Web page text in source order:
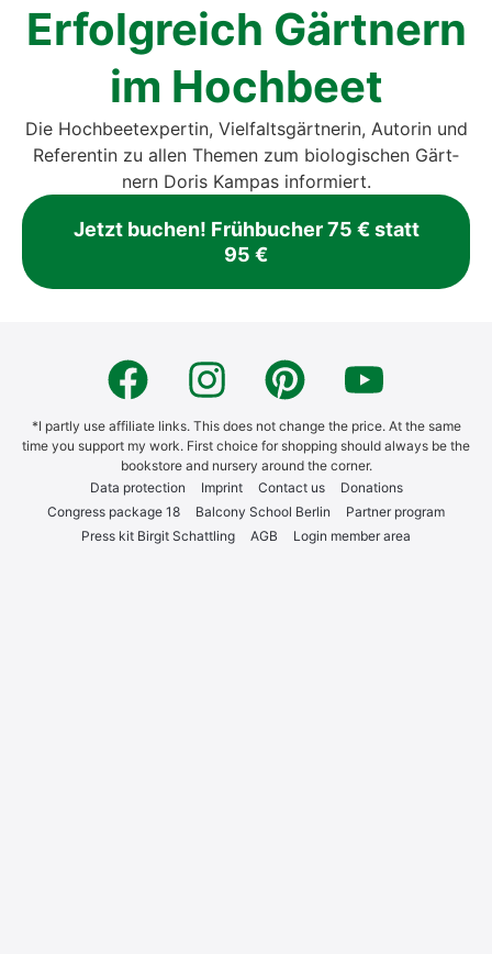
Erfolg­reich Gärt­nern
im Hoch­beet
Die Hoch­beet­ex­per­tin, Viel­falts­gärt­ne­rin, Autorin und
Refe­ren­tin zu allen The­men zum bio­lo­gi­schen Gärt­
nern Doris Kam­pas infor­miert.
Jetzt buchen! Früh­bu­cher 75 € statt
95 €
*I part­ly use affi­lia­te links. This does not chan­ge the pri­ce. At the same
time you sup­port my work. First choice for shop­ping should always be the
book­s­to­re and nur­sery around the cor­ner.
Data pro­tec­tion
Imprint Cont­act us
Dona­ti­ons
Con­gress packa­ge 18
Bal­c­o­ny School Ber­lin
Part­ner pro­gram
Press kit Bir­git Schatt­ling
AGB Log­in mem­ber area